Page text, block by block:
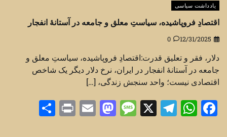
یادداشت سیاسی
اقتصادِ فروپاشیده، سیاستِ معلق و جامعه در آستانهٔ انفجار
12/31/2025
0
دلار، فقر و تعلیق قدرت:اقتصادِ فروپاشیده، سیاستِ معلق و
جامعه در آستانهٔ انفجار در ایران، نرخ دلار دیگر یک شاخص
اقتصادی نیست؛ واحد سنجش زندگی، […]
Facebook
WhatsApp
Telegram
X
Message
Mastodon
Email
Print